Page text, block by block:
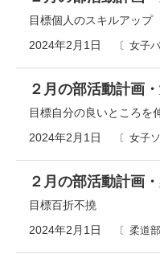
2024年2月1日 女子
目標個人のスキルアップ
2024年2月1日 女子
２月の部活動計画
目標自分の良いところを
2024年2月1日 柔道部
２月の部活動計画
目標百折不撓